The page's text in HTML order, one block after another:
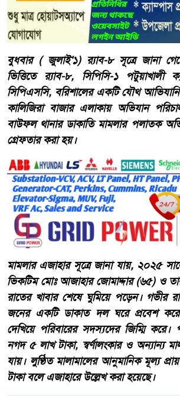
বুধবার ( জুলাই'১) র‍্যাব-৮ সূত্রে জানা
ভিত্তিতে র‍্যাব-৮, সিপিসি-১ পটুয়াখালী
সিপিএসসি, বরিশালের একটি যৌথ
কালিজিরা বাজার এলাকায় অভিযান
বাউফল থানার ডাকাতি মামলার পলাতক
গ্রেফতার করা হয়।
মামলার এজাহার সূত্রে জানা যায়, ২০২৫
ভিকটিম মোঃ আজাহার জোমাদ্দার (৬৫) ও
রাতের খাবার শেষে ঘুমিয়ে পড়েন। গভীর
জনের একটি ডাকাত দল ঘরে প্রবেশ করে
দেখিয়ে পরিবারের সদস্যদের জিম্মি করে।
নগদ ৫ লাখ টাকা, স্বর্ণালংকার ও অন্যান্য
যায়। লুণ্ঠিত মালামালের আনুমানিক মূল্য
টাকা বলে এজাহারে উল্লেখ করা হয়েছে।